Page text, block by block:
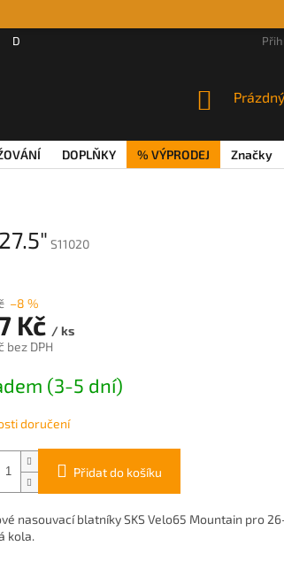
DÁRKOVÉ POUKAZY
DOPLŇKY % VÝPRODEJ Značky
S11020
–8 %
Kč / ks
bez DPH
(3-5 dní)
doručení
Přidat do košíku
nasouvací blatníky SKS Velo65 Mountain pro
kola.